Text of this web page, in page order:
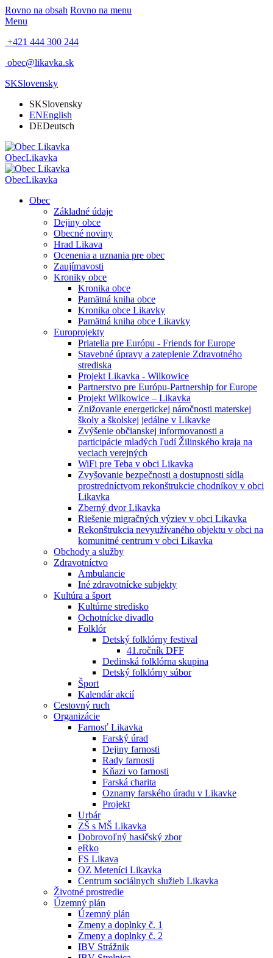
Rovno na obsah Rovno na menu
Menu
+421 444 300 244
obec@likavka.sk
SKSlovensky
SKSlovensky
ENEnglish
DEDeutsch
ObecLikavka
ObecLikavka
Obec
Základné údaje
Dejiny obce
Obecné noviny
Hrad Likava
Ocenenia a uznania pre obec
Zaujímavosti
Kroniky obce
Kronika obce
Pamätná kniha obce
Kronika obce Likavky
Pamätná kniha obce Likavky
Europrojekty
Priatelia pre Európu - Friends for Europe
Stavebné úpravy a zateplenie Zdravotného
strediska
Projekt Likavka - Wilkowice
Partnerstvo pre Európu-Partnership for Europe
Projekt Wilkowice – Likavka
Znižovanie energetickej náročnosti materskej
školy a školskej jedálne v Likavke
Zvýšenie občianskej informovanosti a
participácie mladých ľudí Žilinského kraja na
veciach verejných
WiFi pre Teba v obci Likavka
Zvyšovanie bezpečnosti a dostupnosti sídla
prostredníctvom rekonštrukcie chodníkov v obci
Likavka
Zberný dvor Likavka
Riešenie migračných výziev v obci Likavka
Rekonštrukcia nevyužívaného objektu v obci na
komunitné centrum v obci Likavka
Obchody a služby
Zdravotníctvo
Ambulancie
Iné zdravotnícke subjekty
Kultúra a šport
Kultúrne stredisko
Ochotnícke divadlo
Folklór
Detský folklórny festival
41.ročník DFF
Dedinská folklórna skupina
Detský folklórny súbor
Šport
Kalendár akcií
Cestovný ruch
Organizácie
Farnosť Likavka
Farský úrad
Dejiny farnosti
Rady farnosti
Kňazi vo farnosti
Farská charita
Oznamy farského úradu v Likavke
Projekt
Urbár
ZŠ s MŠ Likavka
Dobrovoľný hasičský zbor
eRko
FS Likava
OZ Meteníci Likavka
Centrum sociálnych služieb Likavka
Životné prostredie
Územný plán
Územný plán
Zmeny a doplnky č. 1
Zmeny a doplnky č. 2
IBV Strážnik